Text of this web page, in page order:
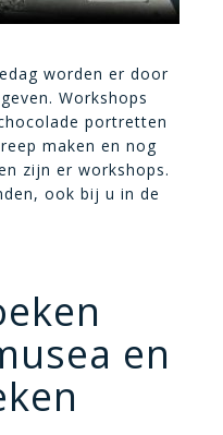
worden er door
Workshops
portretten
maken en nog
zijn er workshops.
ook bij u in de
en